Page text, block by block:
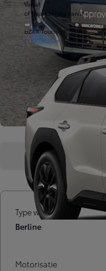
Vanaf
of financiering vanaf
bZ4X Touring
ELEKTRISCH
Overzicht
Type wagen
Berline
Motorisatie